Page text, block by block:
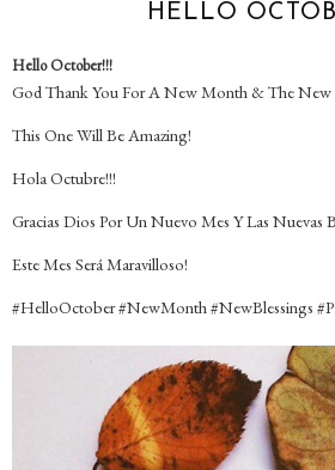
HELLO
Hello October!!!
God Thank You For A New Month & The New
This One Will Be Amazing!
Hola Octubre!!!
Gracias Dios Por Un Nuevo Mes Y Las Nuevas
Este Mes Será Maravilloso!
‪#‎HelloOctober‬ ‪#‎NewMonth‬ ‪#‎NewBlessings‬